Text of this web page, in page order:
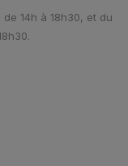
14h à 18h30, et du